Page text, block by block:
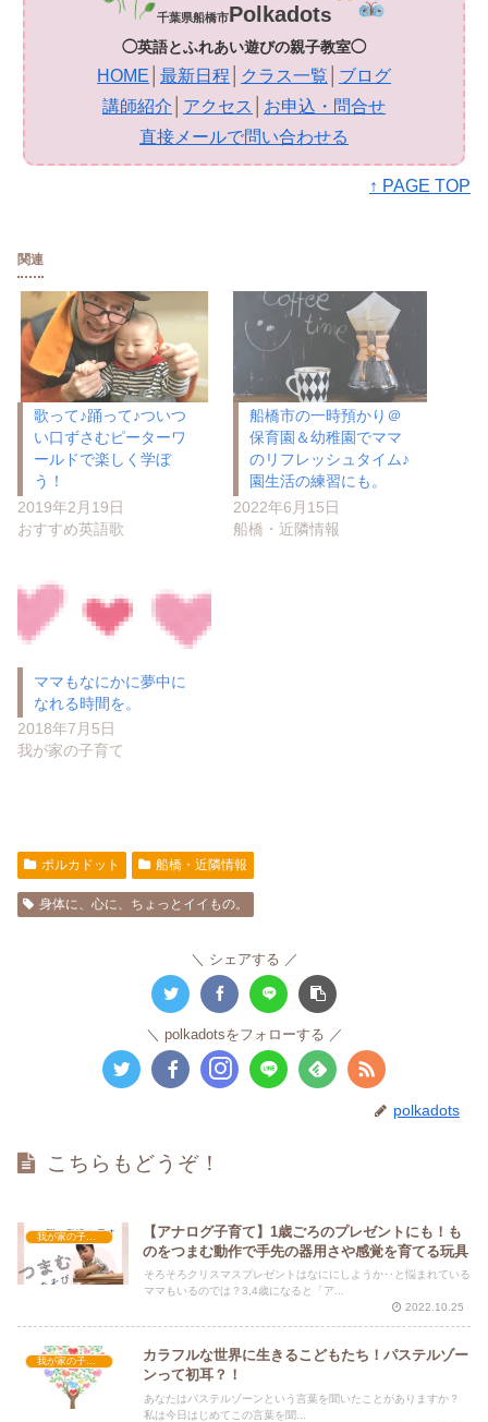
千葉県船橋市Polkadots
◯英語とふれあい遊びの親子教室◯
HOME 最新日程 クラス一覧
ブログ
講師紹介
アクセス
お申込・問合せ
直接メールで問い合わせる
↑ PAGE TOP
関連
歌って♪踊って♪ついつ
い口ずさむピーターワ
ールドで楽しく学ぼ
う！
2019年2月19日
おすすめ英語歌
船橋市の一時預かり＠
保育園＆幼稚園でママ
のリフレッシュタイム♪
園生活の練習にも。
2022年6月15日
船橋・近隣情報
ママもなにかに夢中に
なれる時間を。
2018年7月5日
我が家の子育て
ポルカドット 船橋・近隣情報
身体に、心に、ちょっとイイもの。
シェアする
polkadotsをフォローする
polkadots
こちらもどうぞ！
【アナログ子育て】1歳ごろのプレゼントにも！も
のをつまむ動作で手先の器用さや感覚を育てる玩具
そろそろクリスマスプレゼントはなににしようか‥と悩まれている
ママもいるのでは？3,4歳になると「ア...
2022.10.25
カラフルな世界に生きるこどもたち！パステルゾー
ンって初耳？！
あなたはパステルゾーンという言葉を聞いたことがありますか？
私は今日はじめてこの言葉を聞...